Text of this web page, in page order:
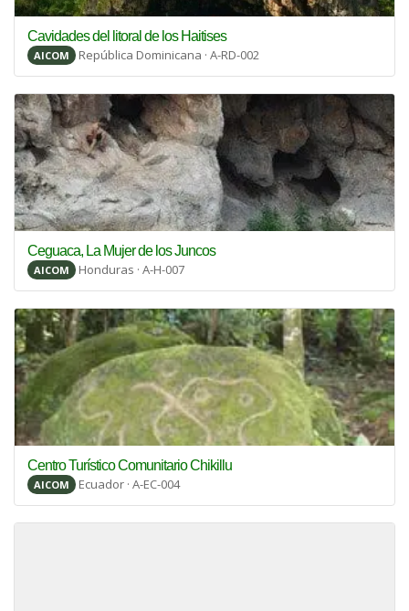
Cavidades del litoral de los Haitises
AICOM República Dominicana · A-RD-002
Ceguaca, La Mujer de los Juncos
AICOM Honduras · A-H-007
Centro Turístico Comunitario Chikillu
AICOM Ecuador · A-EC-004